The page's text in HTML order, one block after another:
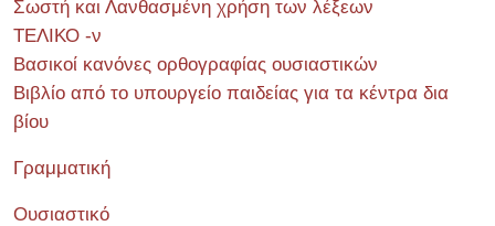
Σωστή και Λανθασμένη χρήση των λέξεων
ΤΕΛΙΚΟ -ν
Βασικοί κανόνες ορθογραφίας ουσιαστικών
Βιβλίο από το υπουργείο παιδείας για τα κέντρα δια
βίου
Γραμματική
Ουσιαστικό